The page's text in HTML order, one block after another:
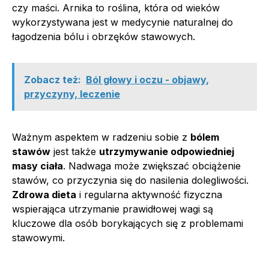
czy maści. Arnika to roślina, która od wieków
wykorzystywana jest w medycynie naturalnej do
łagodzenia bólu i obrzęków stawowych.
Zobacz też: Ból głowy i oczu - objawy,
przyczyny, leczenie
Ważnym aspektem w radzeniu sobie z bólem
stawów jest także utrzymywanie odpowiedniej
masy ciała. Nadwaga może zwiększać obciążenie
stawów, co przyczynia się do nasilenia dolegliwości.
Zdrowa dieta i regularna aktywność fizyczna
wspierająca utrzymanie prawidłowej wagi są
kluczowe dla osób borykających się z problemami
stawowymi.